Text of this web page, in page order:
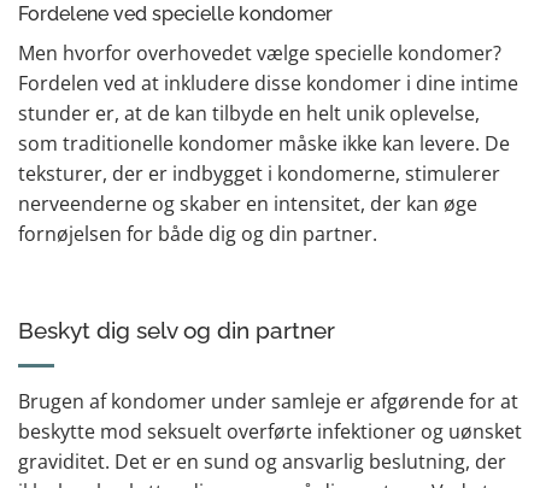
Fordelene ved specielle kondomer
Men hvorfor overhovedet vælge specielle kondomer?
Fordelen ved at inkludere disse kondomer i dine intime
stunder er, at de kan tilbyde en helt unik oplevelse,
som traditionelle kondomer måske ikke kan levere. De
teksturer, der er indbygget i kondomerne, stimulerer
nerveenderne og skaber en intensitet, der kan øge
fornøjelsen for både dig og din partner.
Beskyt dig selv og din partner
Brugen af kondomer under samleje er afgørende for at
beskytte mod seksuelt overførte infektioner og uønsket
graviditet. Det er en sund og ansvarlig beslutning, der